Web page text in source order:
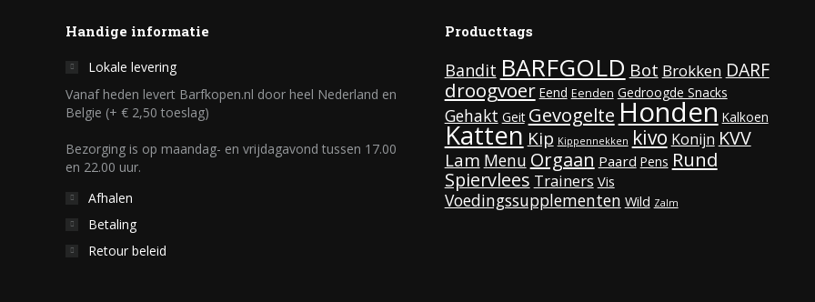
Handige informatie
Lokale levering
Vanaf heden levert Barfkopen.nl door heel Nederland en
Belgie (+ € 2,50 toeslag)
Bezorging is op maandag- en vrijdagavond tussen 17.00
en 22.00 uur.
Afhalen
Betaling
Retour beleid
Producttags
Bandit BARFGOLD Bot Brokken DARF
droogvoer Eend Eenden Gedroogde Snacks
Gehakt Geit Gevogelte Honden Kalkoen
Katten Kip Kippennekken kivo Konijn KVV
Lam Menu Orgaan Paard Pens Rund
Spiervlees Trainers Vis
Voedingssupplementen Wild Zalm